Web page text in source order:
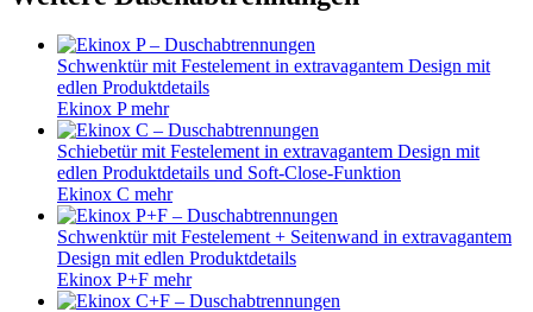
Pflegehinweis66 KBDownload